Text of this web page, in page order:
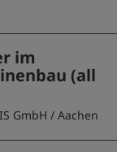
im
(all
GmbH / Aachen